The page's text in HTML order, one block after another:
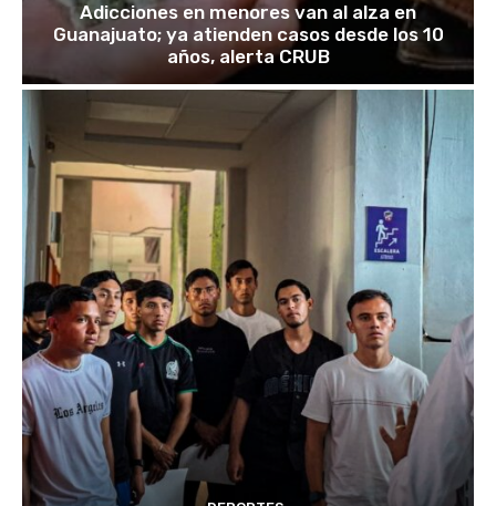
Adicciones en menores van al alza en
Guanajuato; ya atienden casos desde los 10
años, alerta CRUB